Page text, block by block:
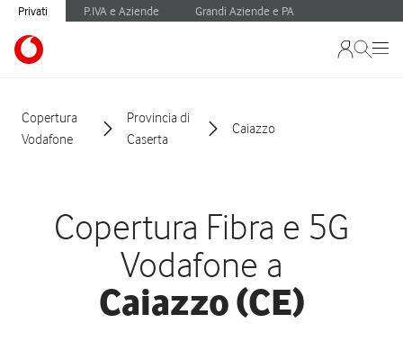
Privati P.IVA e Aziende Grandi Aziende e PA
Copertura
Vodafone
Provincia di
Caserta
Caiazzo
Copertura Fibra e 5G
Vodafone a
Caiazzo (CE)